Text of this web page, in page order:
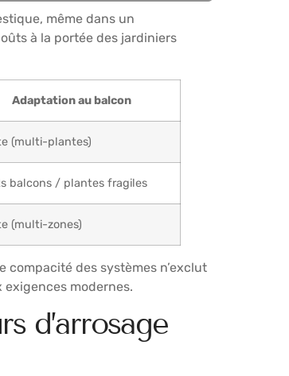
même dans un
à la portée des jardiniers
Adaptation au balcon
(multi-plantes)
balcons / plantes fragiles
(multi-zones)
compacité des systèmes n’exclut
modernes.
d’arrosage